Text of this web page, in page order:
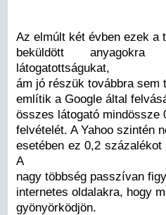
Az elmúlt két évben ezek a
beküldött anyagokra
látogatottságukat,
ám jó részük továbbra sem
említik a Google által
összes látogató
felvételét. A Yahoo szintén
esetében ez 0,2
A
nagy többség passzívan
internetes oldalakra, hogy
gyönyörködjön.